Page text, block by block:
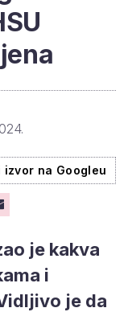
na Googleu
je kakva
i
je da